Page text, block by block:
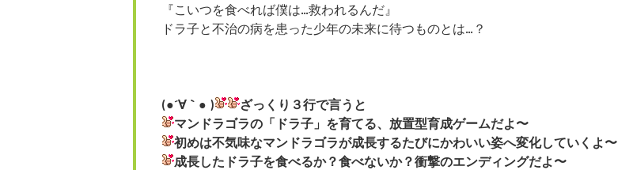
『こいつを食べれば僕は…救われるんだ』
ドラ子と不治の病を患った少年の未来に待つものとは…？
(●´∀｀● )
ざっくり３行で言うと
マンドラゴラの「ドラ子」を育てる、放置型育成ゲームだよ〜
初めは不気味なマンドラゴラが成長するたびにかわいい姿へ変化していくよ〜
成長したドラ子を食べるか？食べないか？衝撃のエンディングだよ〜